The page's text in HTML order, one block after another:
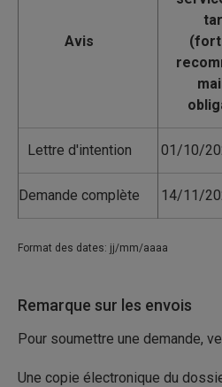
Avis
Lettre d'intention 01/10/
Demande complète 14/11/
Format des dates: jj/mm/aaaa
Remarque sur les envois
Pour soumettre une demande,
Une copie électronique du